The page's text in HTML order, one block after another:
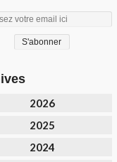
2026
2025
2024